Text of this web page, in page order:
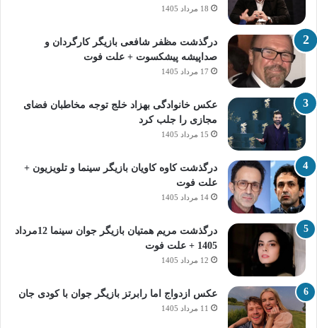
18 مرداد 1405
درگذشت مظفر شافعی بازیگر کارگردان و
صداپیشه پیشکسوت + علت فوت
17 مرداد 1405
عکس خانوادگی بهزاد خلج توجه مخاطبان فضای
مجازی را جلب کرد
15 مرداد 1405
درگذشت کاوه کاویان بازیگر سینما و تلویزیون +
علت فوت
14 مرداد 1405
درگذشت مریم همتیان بازیگر جوان سینما 12مرداد
1405 + علت فوت
12 مرداد 1405
عکس ازدواج اما رابرتز بازیگر جوان با کودی جان
11 مرداد 1405